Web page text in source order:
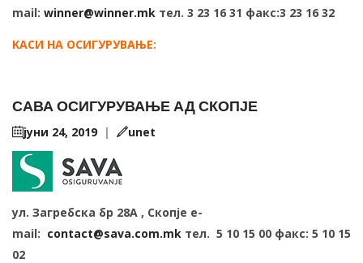
mail: winner@winner.mk тел. 3 23 16 31 факс:3 23 16 32
KАСИ НА ОСИГУРУВАЊЕ:
САВА ОСИГУРУВАЊЕ АД СКОПЈЕ
јуни 24, 2019 | unet
ул. Загребска бр 28А , Скопје e-
mail: contact@sava.com.mk тел. 5 10 15 00 факс: 5 10 15
02